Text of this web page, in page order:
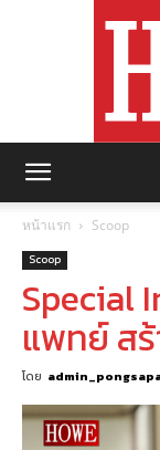
หน้าแรก Scoop
Scoop
Special
แพทย์ ส
โดย